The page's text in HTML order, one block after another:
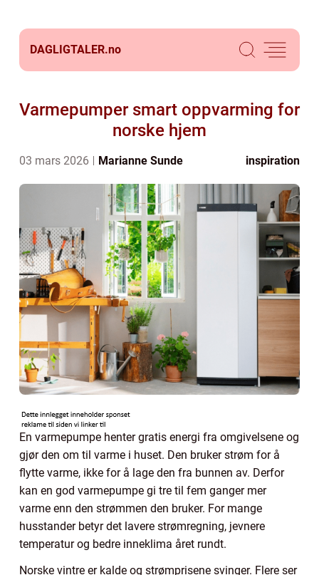
DAGLIGTALER.no
Varmepumper smart oppvarming for
norske hjem
03 mars 2026 Marianne Sunde inspiration
En varmepumpe henter gratis energi fra omgivelsene og
gjør den om til varme i huset. Den bruker strøm for å
flytte varme, ikke for å lage den fra bunnen av. Derfor
kan en god varmepumpe gi tre til fem ganger mer
varme enn den strømmen den bruker. For mange
husstander betyr det lavere strømregning, jevnere
temperatur og bedre inneklima året rundt.
Norske vintre er kalde og strømprisene svinger. Flere ser